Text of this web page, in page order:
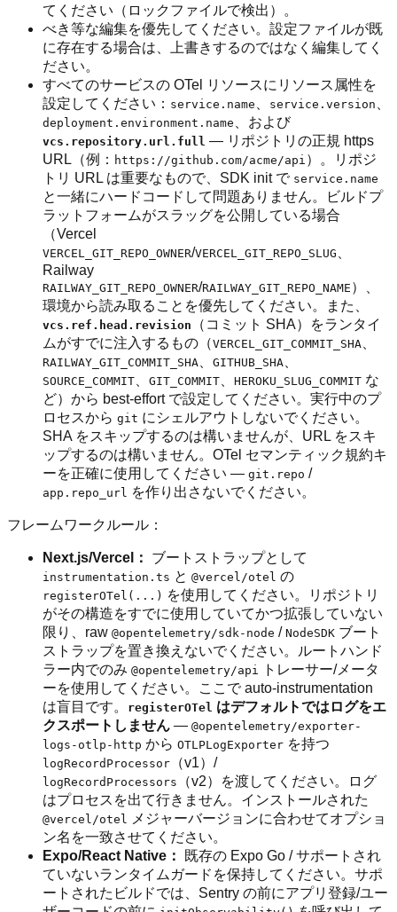
てください（ロックファイルで検出）。
べき等な編集を優先してください。設定ファイルが既
に存在する場合は、上書きするのではなく編集してく
ださい。
すべてのサービスの OTel リソースにリソース属性を
設定してください： service.name service.version
deployment.environment.name 、および
vcs.repository.url.full — リポジトリの正規 https
URL（例： https://github.com/acme/api ）。リポジ
トリ URL は重要なもので、SDK init で service.name
と一緒にハードコードして問題ありません。ビルドプ
ラットフォームがスラッグを公開している場合
（Vercel
VERCEL_GIT_REPO_OWNER/VERCEL_GIT_REPO_SLUG
Railway
RAILWAY_GIT_REPO_OWNER/RAILWAY_GIT_REPO_NAME ）、
環境から読み取ることを優先してください。また、
vcs.ref.head.revision
（コミット SHA）をランタイ
ムがすでに注入するもの（VERCEL_GIT_COMMIT_SHA
RAILWAY_GIT_COMMIT_SHA GITHUB_SHA
SOURCE_COMMIT GIT_COMMIT HEROKU_SLUG_COMMIT な
ど）から best-effort で設定してください。実行中のプ
ロセスから git にシェルアウトしないでください。
SHA をスキップするのは構いませんが、URL をスキ
ップするのは構いません。OTel セマンティック規約キ
ーを正確に使用してください — git.repo /
app.repo_url を作り出さないでください。
フレームワークルール：
Next.js/Vercel： ブートストラップとして
instrumentation.ts と @vercel/otel の
registerOTel(...) を使用してください。リポジトリ
がその構造をすでに使用していてかつ拡張していない
限り、raw @opentelemetry/sdk-node / NodeSDK ブート
ストラップを置き換えないでください。ルートハンド
ラー内でのみ @opentelemetry/api
トレーサー/メータ
ーを使用してください。ここで auto-instrumentation
は盲目です。
registerOTel はデフォルトではログをエ
クスポートしません — @opentelemetry/exporter-
logs-otlp-http から OTLPLogExporter を持つ
logRecordProcessor （v1）/
logRecordProcessors
（v2）を渡してください。ログ
はプロセスを出て行きません。インストールされた
@vercel/otel
メジャーバージョンに合わせてオプショ
ン名を一致させてください。
Expo/React Native：
既存の Expo Go / サポートされ
ていないランタイムガードを保持してください。サポ
ートされたビルドでは、Sentry の前にアプリ登録/ユー